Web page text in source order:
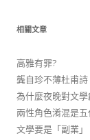
相關文章
高雅有罪?
龔自珍不薄杜甫詩
為什麼夜晚對文
兩性角色淆混是
文學要是「副業